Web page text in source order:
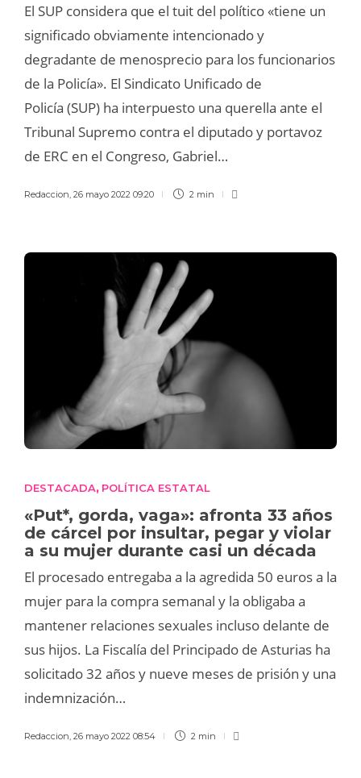
El SUP considera que el tuit del político «tiene un
significado obviamente intencionado y
degradante de menosprecio para los funcionarios
de la Policía». El Sindicato Unificado de
Policía (SUP) ha interpuesto una querella ante el
Tribunal Supremo contra el diputado y portavoz
de ERC en el Congreso, Gabriel…
Redaccion 26 mayo 2022 09:20 2 min
DESTACADA, POLÍTICA ESTATAL
«Put*, gorda, vaga»: afronta 33 años
de cárcel por insultar, pegar y violar
a su mujer durante casi un década
El procesado entregaba a la agredida 50 euros a la
mujer para la compra semanal y la obligaba a
mantener relaciones sexuales incluso delante de
sus hijos. La Fiscalía del Principado de Asturias ha
solicitado 32 años y nueve meses de prisión y una
indemnización…
Redaccion, 26 mayo 2022 08:54 2 min